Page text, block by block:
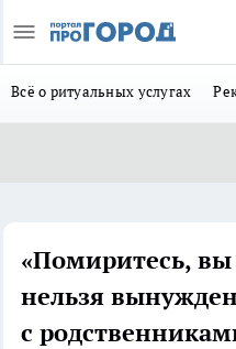
Всё о ритуальных услугах
«Помиритесь,
нельзя
с